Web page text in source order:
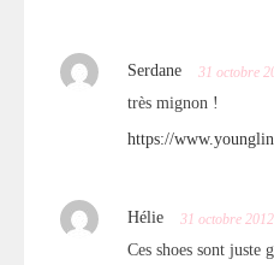
Serdane 31 octobre
très mignon !
https://
Hélie 31 octobre 2012
Ces shoes sont juste